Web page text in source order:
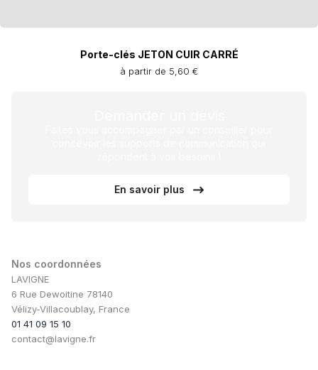
Porte-clés JETON CUIR CARRÉ
à partir de 5,60 €
En savoir plus
Nos coordonnées
LAVIGNE
6 Rue Dewoitine 78140
Vélizy-Villacoublay, France
01 41 09 15 10
contact@lavigne.fr